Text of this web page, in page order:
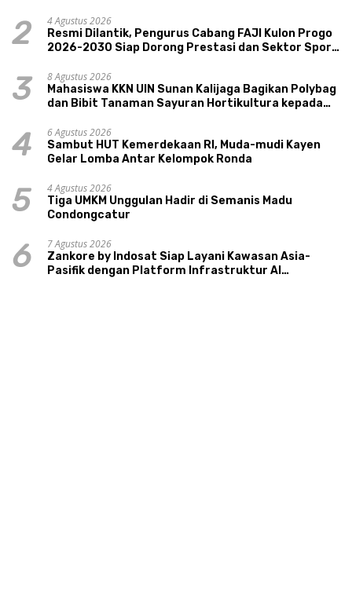
2
4 Agustus 2026
Resmi Dilantik, Pengurus Cabang FAJI Kulon Progo
2026-2030 Siap Dorong Prestasi dan Sektor Sport
3
8 Agustus 2026
Mahasiswa KKN UIN Sunan Kalijaga Bagikan Polybag
dan Bibit Tanaman Sayuran Hortikultura kepada
4
6 Agustus 2026
Sambut HUT Kemerdekaan RI, Muda-mudi Kayen
Gelar Lomba Antar Kelompok Ronda
5
4 Agustus 2026
Tiga UMKM Unggulan Hadir di Semanis Madu
Condongcatur
6
7 Agustus 2026
Zankore by Indosat Siap Layani Kawasan Asia-
Pasifik dengan Platform Infrastruktur AI